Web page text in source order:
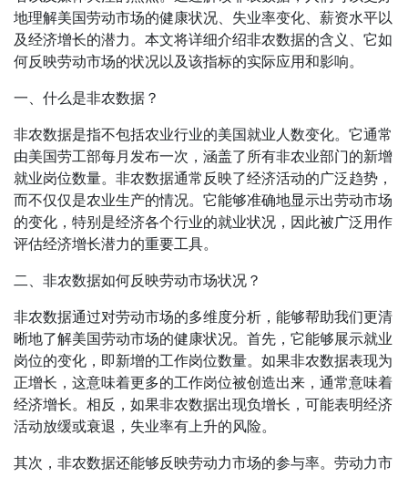
地理解美国劳动市场的健康状况、失业率变化、薪资水平以
及经济增长的潜力。本文将详细介绍非农数据的含义、它如
何反映劳动市场的状况以及该指标的实际应用和影响。
一、什么是非农数据？
非农数据是指不包括农业行业的美国就业人数变化。它通常
由美国劳工部每月发布一次，涵盖了所有非农业部门的新增
就业岗位数量。非农数据通常反映了经济活动的广泛趋势，
而不仅仅是农业生产的情况。它能够准确地显示出劳动市场
的变化，特别是经济各个行业的就业状况，因此被广泛用作
评估经济增长潜力的重要工具。
二、非农数据如何反映劳动市场状况？
非农数据通过对劳动市场的多维度分析，能够帮助我们更清
晰地了解美国劳动市场的健康状况。首先，它能够展示就业
岗位的变化，即新增的工作岗位数量。如果非农数据表现为
正增长，这意味着更多的工作岗位被创造出来，通常意味着
经济增长。相反，如果非农数据出现负增长，可能表明经济
活动放缓或衰退，失业率有上升的风险。
其次，非农数据还能够反映劳动力市场的参与率。劳动力市